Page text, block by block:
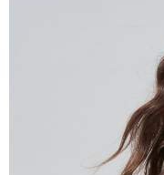
3.實際核准額度、可分期數
4.訂單成立30分鐘內，如未
消。如遇「轉專審核」未通
1.分期款項不併入電信帳單
2.透過簡訊連結打開帳單後
帳／街口支付／iPASS
１．簡單：不需註冊會員、
２．便利：只要手機號碼，
３．安心：先確認商品／服
【「AFTEE先享後付」結帳
１．於結帳方式選擇「
結帳頁面，進行簡訊認證並
２．訂單成立數日內，您將
３．收到繳費通知簡訊後14
每筆NT$120，滿
每筆NT$120，滿